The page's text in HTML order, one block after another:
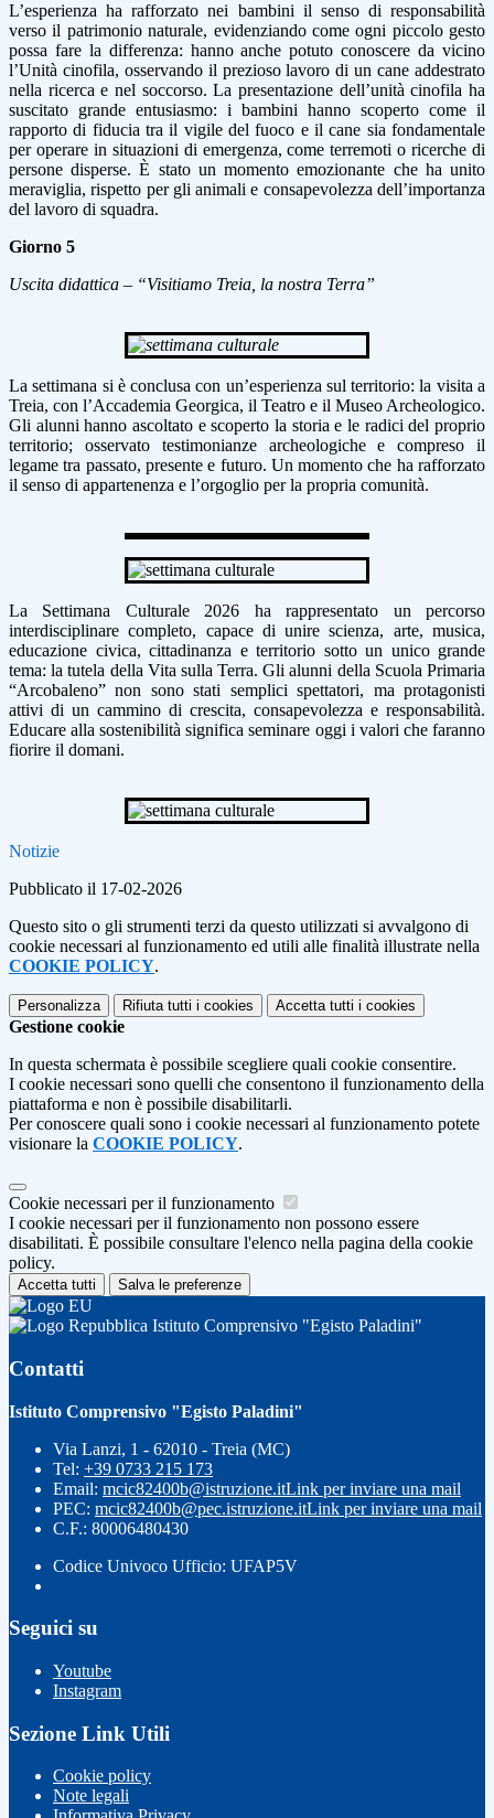
L’esperienza ha rafforzato nei bambini il senso di responsabilità
verso il patrimonio naturale, evidenziando come ogni piccolo gesto
possa fare la differenza: hanno anche potuto conoscere da vicino
l’Unità cinofila, osservando il prezioso lavoro di un cane addestrato
nella ricerca e nel soccorso. La presentazione dell’unità cinofila ha
suscitato grande entusiasmo: i bambini hanno scoperto come il
rapporto di fiducia tra il vigile del fuoco e il cane sia fondamentale
per operare in situazioni di emergenza, come terremoti o ricerche di
persone disperse. È stato un momento emozionante che ha unito
meraviglia, rispetto per gli animali e consapevolezza dell’importanza
del lavoro di squadra.
Giorno 5
Uscita didattica – “Visitiamo Treia, la nostra Terra”
La settimana si è conclusa con un’esperienza sul territorio: la visita a
Treia, con l’Accademia Georgica, il Teatro e il Museo Archeologico.
Gli alunni hanno ascoltato e scoperto la storia e le radici del proprio
territorio; osservato testimonianze archeologiche e compreso il
legame tra passato, presente e futuro. Un momento che ha rafforzato
il senso di appartenenza e l’orgoglio per la propria comunità.
La Settimana Culturale 2026 ha rappresentato un percorso
interdisciplinare completo, capace di unire scienza, arte, musica,
educazione civica, cittadinanza e territorio sotto un unico grande
tema: la tutela della Vita sulla Terra. Gli alunni della Scuola Primaria
“Arcobaleno” non sono stati semplici spettatori, ma protagonisti
attivi di un cammino di crescita, consapevolezza e responsabilità.
Educare alla sostenibilità significa seminare oggi i valori che faranno
fiorire il domani.
Notizie
Pubblicato il 17-02-2026
Questo sito o gli strumenti terzi da questo utilizzati si avvalgono di
cookie necessari al funzionamento ed utili alle finalità illustrate nella
COOKIE POLICY.
Personalizza Rifiuta tutti i cookies Accetta tutti i cookies
Gestione cookie
In questa schermata è possibile scegliere quali cookie consentire.
I cookie necessari sono quelli che consentono il funzionamento della
piattaforma e non è possibile disabilitarli.
Per conoscere quali sono i cookie necessari al funzionamento potete
visionare la COOKIE POLICY.
Cookie necessari per il funzionamento
I cookie necessari per il funzionamento non possono essere
disabilitati. È possibile consultare l'elenco nella pagina della cookie
policy.
Accetta tutti Salva le preferenze
Istituto Comprensivo "Egisto Paladini"
Contatti
Istituto Comprensivo "Egisto Paladini"
Via Lanzi, 1 - 62010 - Treia (MC)
Tel: +39 0733 215 173
Email: mcic82400b@istruzione.itLink per inviare una mail
PEC: mcic82400b@pec.istruzione.itLink per inviare una mail
C.F.: 80006480430
Codice Univoco Ufficio: UFAP5V
Seguici su
Youtube
Instagram
Sezione Link Utili
Cookie policy
Note legali